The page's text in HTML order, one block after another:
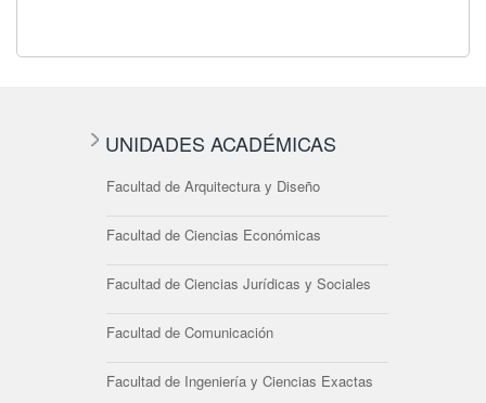
UNIDADES ACADÉMICAS
Facultad de Arquitectura y Diseño
Facultad de Ciencias Económicas
Facultad de Ciencias Jurídicas y Sociales
Facultad de Comunicación
Facultad de Ingeniería y Ciencias Exactas